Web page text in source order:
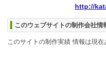
http://
このウェブサイトの制作会社情
このサイトの制作実績 情報は現在